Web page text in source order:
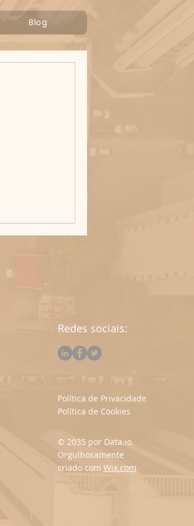
Blog
Redes sociais:
Política de Privacidade
Política de Cookies
© 2035 por Data.io.
Orgulhosamente
criado com Wix.com